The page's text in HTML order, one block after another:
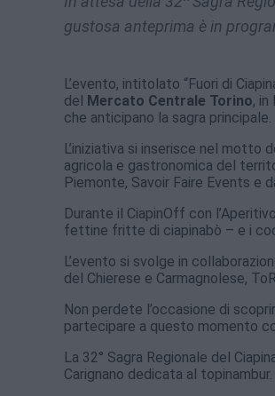
gustosa anteprima è in
L’evento, intitolato “Fuori di
del
Mercato Centrale Torino, in
che anticipano la sagra principale.
L’iniziativa si inserisce nel motto
agricola e gastronomica del
Piemonte, Savoir Faire Events e
Durante il CiapinOff con
fettine fritte di ciapinabò – e i
L’evento si svolge in
del Chierese e Carmagnolese,
Non perdete l’occasione di
partecipare a questo momento
La 32° Sagra Regionale del
Carignano dedicata al topinambur.